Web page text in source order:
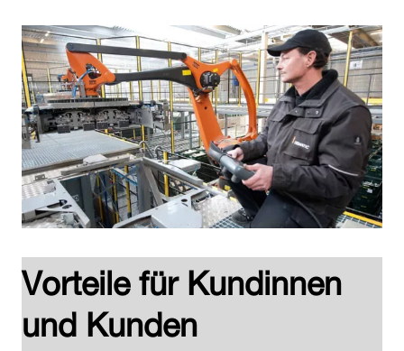
Vorteile für Kundinnen
und Kunden